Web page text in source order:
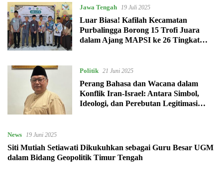
Jawa Tengah 19 Juli 2025
Luar Biasa! Kafilah Kecamatan
Purbalingga Borong 15 Trofi Juara
dalam Ajang MAPSI ke 26 Tingkat
Politik 21 Juni 2025
Perang Bahasa dan Wacana dalam
Konflik Iran-Israel: Antara Simbol,
Ideologi, dan Perebutan Legitimasi
News 19 Juni 2025
Siti Mutiah Setiawati Dikukuhkan sebagai Guru Besar UGM
dalam Bidang Geopolitik Timur Tengah